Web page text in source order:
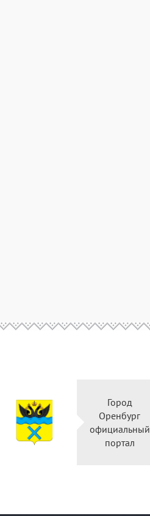
Город
Оренбург
официальный
портал